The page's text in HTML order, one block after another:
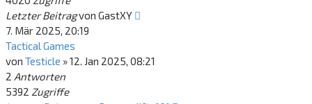
Letzter Beitragvon GastXY
7. Mär 2025, 20:19
Tactical Games
von Testicle »12. Jan 2025, 08:21
2 Antworten
5392 Zugriffe